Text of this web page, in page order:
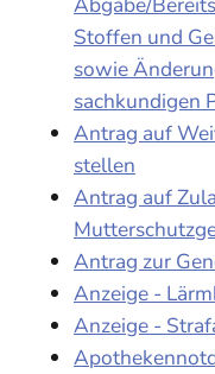
Stoffen und
sowie
sachkundigen
Antrag auf
stellen
Antrag auf
Antrag zur
Anzeige -
Anzeige -